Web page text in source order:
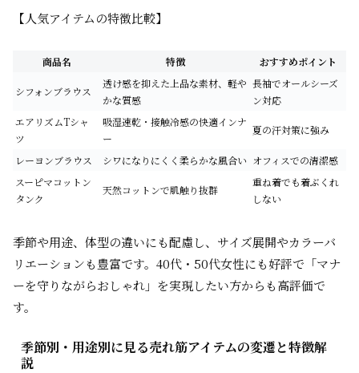
【人気アイテムの特徴比較】
商品名 特徴 おすすめポイント
シフォンブラウス
透け感を抑えた上品な素材、軽や
かな質感
長袖でオールシーズ
ン対応
エアリズムTシャ
ツ
吸湿速乾・接触冷感の快適インナ
ー
夏の汗対策に強み
レーヨンブラウス シワになりにくく柔らかな風合い オフィスでの清潔感
スーピマコットン
タンク
天然コットンで肌触り抜群
重ね着でも着ぶくれ
しない
季節や用途、体型の違いにも配慮し、サイズ展開やカラーバ
リエーションも豊富です。40代・50代女性にも好評で「マナ
ーを守りながらおしゃれ」を実現したい方からも高評価で
す。
季節別・用途別に見る売れ筋アイテムの変遷と特徴解
説